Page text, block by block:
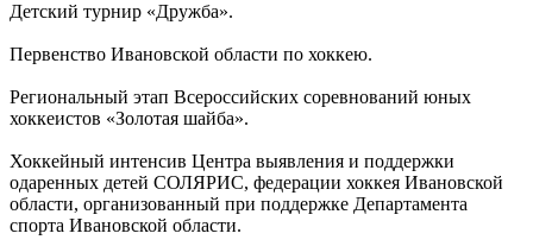
Детский турнир «Дружба».
Первенство Ивановской области по хоккею.
Региональный этап Всероссийских соревнований юных
хоккеистов «Золотая шайба».
Хоккейный интенсив Центра выявления и поддержки
одаренных детей СОЛЯРИС, федерации хоккея Ивановской
области, организованный при поддержке Департамента
спорта Ивановской области.